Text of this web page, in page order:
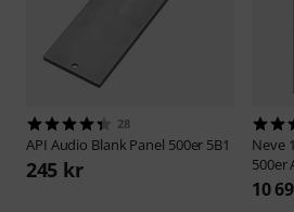
28
API Audio Blank Panel 500er 5B1
245 kr
Neve
500er
10